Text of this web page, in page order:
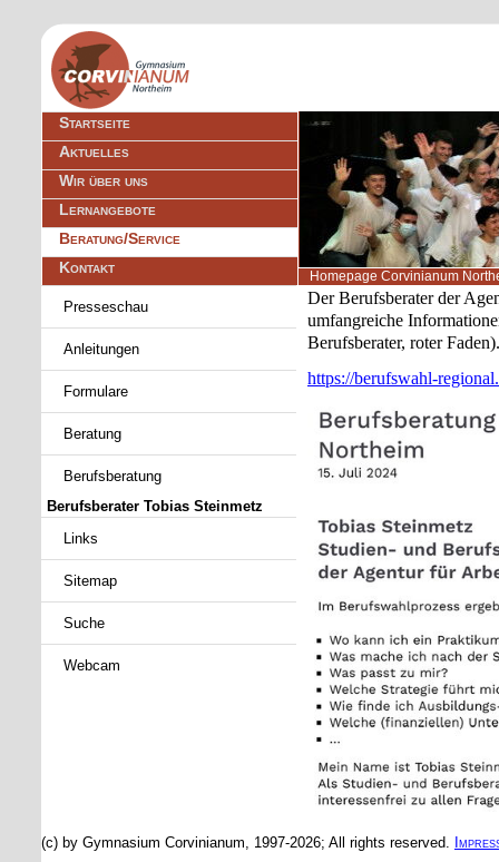
Navigation
überspringen
Startseite
Aktuelles
Wir über uns
Lernangebote
Beratung/Service
Kontakt
Homepage Corvinianum
Der Berufsberater der
umfangreiche
Berufsberater, roter Faden).
https://berufswahl-
überspringen
Presseschau
Anleitungen
Formulare
Beratung
Berufsberatung
Berufsberater Tobias Steinmetz
Links
Sitemap
Suche
Webcam
(c) by Gymnasium Corvinianum, 1997-2026; All rights reserved.